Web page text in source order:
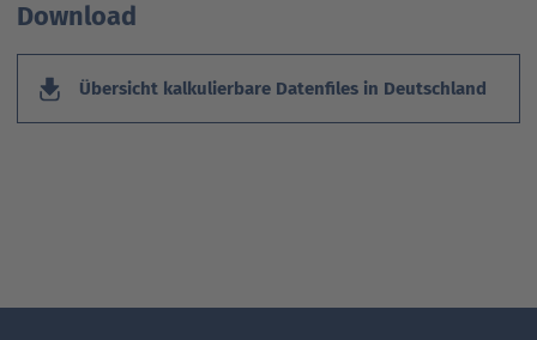
Download
Übersicht kalkulierbare Datenfiles in Deutschland